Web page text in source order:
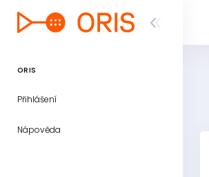
ORIS
Přihlášení
Nápověda